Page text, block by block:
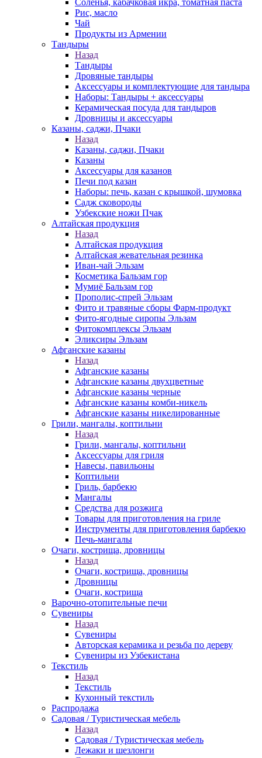
Соленья, кабачковая икра, томатная паста
Рис, масло
Чай
Продукты из Армении
Тандыры
Назад
Тандыры
Дровяные тандыры
Аксессуары и комплектующие для тандыра
Наборы: Тандыры + аксессуары
Керамическая посуда для тандыров
Дровницы и аксессуары
Казаны, саджи, Пчаки
Назад
Казаны, саджи, Пчаки
Казаны
Аксессуары для казанов
Печи под казан
Наборы: печь, казан с крышкой, шумовка
Садж сковороды
Узбекские ножи Пчак
Алтайская продукция
Назад
Алтайская продукция
Алтайская жевательная резинка
Иван-чай Эльзам
Косметика Бальзам гор
Мумиё Бальзам гор
Прополис-спрей Эльзам
Фито и травяные сборы Фарм-продукт
Фито-ягодные сиропы Эльзам
Фитокомплексы Эльзам
Эликсиры Эльзам
Афганские казаны
Назад
Афганские казаны
Афганские казаны двухцветные
Афганские казаны черные
Афганские казаны комби-никель
Афганские казаны никелированные
Грили, мангалы, коптильни
Назад
Грили, мангалы, коптильни
Аксессуары для гриля
Навесы, павильоны
Коптильни
Гриль, барбекю
Мангалы
Средства для розжига
Товары для приготовления на гриле
Инструменты для приготовления барбекю
Печь-мангалы
Очаги, кострища, дровницы
Назад
Очаги, кострища, дровницы
Дровницы
Очаги, кострища
Варочно-отопительные печи
Сувениры
Назад
Сувениры
Авторская керамика и резьба по дереву
Сувениры из Узбекистана
Текстиль
Назад
Текстиль
Кухонный текстиль
Распродажа
Садовая / Туристическая мебель
Назад
Садовая / Туристическая мебель
Лежаки и шезлонги